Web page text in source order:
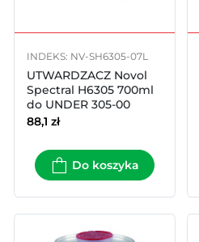
INDEKS: NV-SH6305-07L
UTWARDZACZ Novol
Spectral H6305 700ml
do UNDER 305-00
88,1 zł
Do koszyka